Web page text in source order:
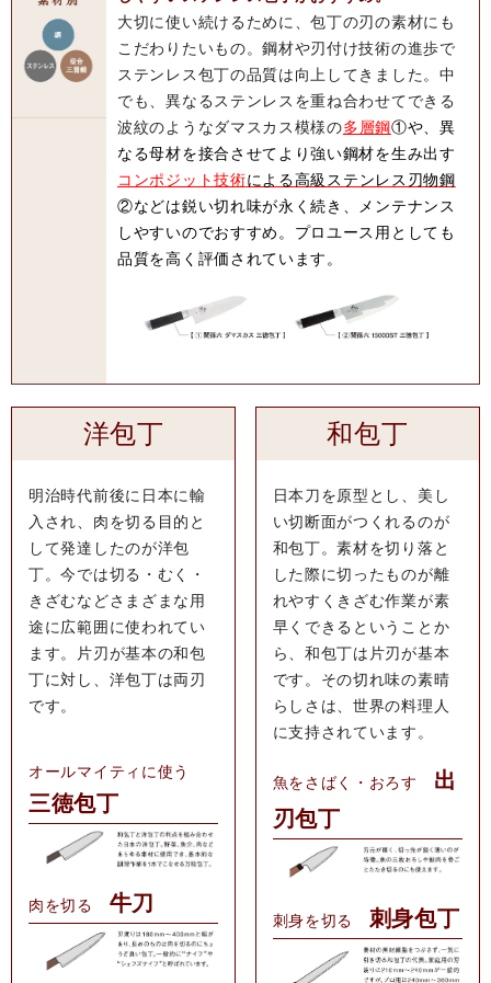
大切に使い続けるために、包丁の刃の素材にも
こだわりたいもの。鋼材や刃付け技術の進歩で
ステンレス包丁の品質は向上してきました。中
でも、異なるステンレスを重ね合わせてできる
波紋のようなダマスカス模様の多層鋼①や、異
なる母材を接合させてより強い鋼材を生み出す
コンポジット技術による高級ステンレス刃物鋼
②などは鋭い切れ味が永く続き、メンテナンス
しやすいのでおすすめ。プロユース用としても
品質を高く評価されています。
洋包丁
明治時代前後に日本に輸
入され、肉を切る目的と
して発達したのが洋包
丁。今では切る・むく・
きざむなどさまざまな用
途に広範囲に使われてい
ます。片刃が基本の和包
丁に対し、洋包丁は両刃
です。
オールマイティに使う
三徳包丁
肉を切る 牛刀
和包丁
日本刀を原型とし、美し
い切断面がつくれるのが
和包丁。素材を切り落と
した際に切ったものが離
れやすくきざむ作業が素
早くできるということか
ら、和包丁は片刃が基本
です。その切れ味の素晴
らしさは、世界の料理人
に支持されています。
魚をさばく・おろす 出
刃包丁
刺身を切る 刺身包丁